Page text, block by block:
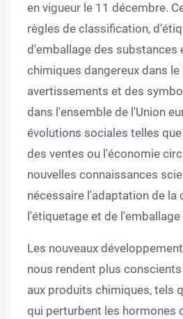
en vigueur le 11 décembre.
règles de classification,
d'emballage des substances
chimiques dangereux dans
avertissements et des
dans l'ensemble de l'Union
évolutions sociales telles
des ventes ou l'économie
nouvelles connaissances
nécessaire l'adaptation de la
l'étiquetage et de
Les nouveaux
nous rendent plus
aux produits chimiques, tels
qui perturbent les hormones